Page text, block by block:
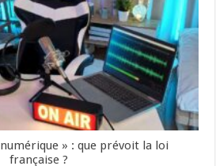
» : que prévoit la loi
française ?